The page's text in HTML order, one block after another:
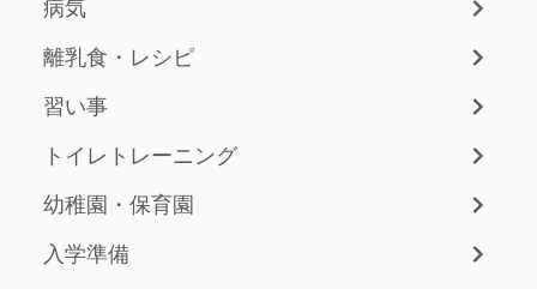
病気
離乳食・レシピ
習い事
トイレトレーニング
幼稚園・保育園
入学準備